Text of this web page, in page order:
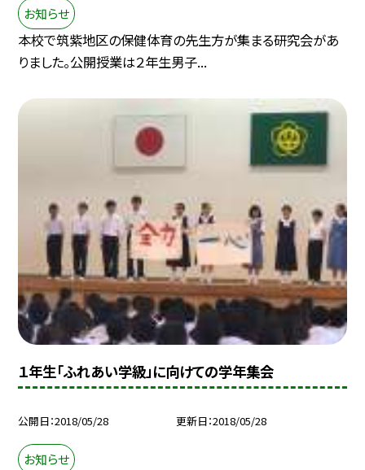
お知らせ
本校で筑紫地区の保健体育の先生方が集まる研究会があ
りました。公開授業は２年生男子...
１年生「ふれあい学級」に向けての学年集会
公開日 2018/05/28 更新日 2018/05/28
お知らせ